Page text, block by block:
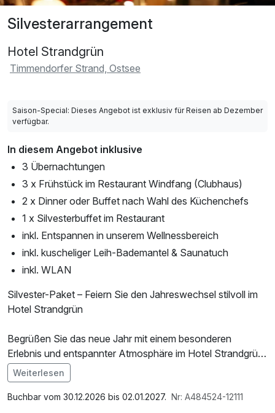
Silvesterarrangement
Hotel Strandgrün
Timmendorfer Strand, Ostsee
Saison-Special: Dieses Angebot ist exklusiv für Reisen ab Dezember
verfügbar.
In diesem Angebot inklusive
3 Übernachtungen
3 x Frühstück im Restaurant Windfang (Clubhaus)
2 x Dinner oder Buffet nach Wahl des Küchenchefs
1 x Silvesterbuffet im Restaurant
inkl. Entspannen in unserem Wellnessbereich
inkl. kuscheliger Leih-Bademantel & Saunatuch
inkl. WLAN
Silvester-Paket – Feiern Sie den Jahreswechsel stilvoll im
Hotel Strandgrün
Begrüßen Sie das neue Jahr mit einem besonderen
Erlebnis und entspannter Atmosphäre im Hotel Strandgrün
am Timmendorfer Strand. Das Silvester-Paket bietet Ihnen
einen festlichen Start ins neue Jahr in maritimem Ambiente.
Im Angebot enthalten
Saunabenutzung, Saunatuch, Leihbademantel, Nutzung
Weiterlesen
Buchbar vom 30.12.2026 bis 02.01.2027. Nr: A484524-12111